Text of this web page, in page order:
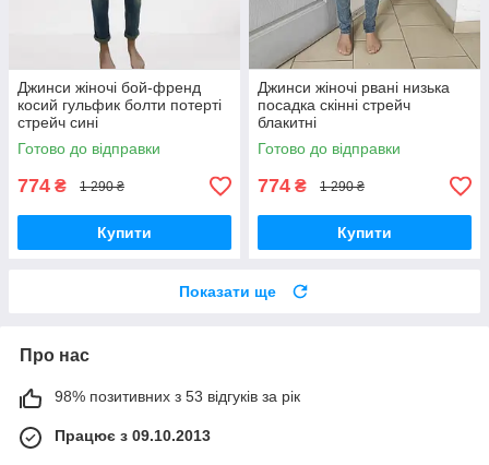
Джинси жіночі бой-френд
косий гульфик болти потерті
стрейч сині
Готово до відправки
774 ₴ 1 290 ₴
Купити
Джинси жіночі рвані низька
посадка скінні стрейч
блакитні
Готово до відправки
774 ₴ 1 290 ₴
Купити
Показати ще
Про нас
98% позитивних з 53 відгуків за рік
Працює з 09.10.2013